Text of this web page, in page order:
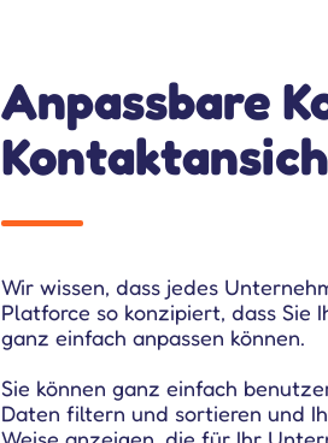
Anpassbare
Wir wissen, dass jedes
Platforce so konzipiert, dass Sie
ganz einfach anpassen können.
Sie können ganz einfach
Daten filtern und sortieren und